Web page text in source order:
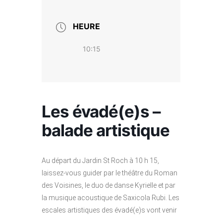
HEURE
10:15
Les évadé(e)s –
balade artistique
Au départ du Jardin St Roch à 10 h 15,
laissez-vous guider par le théâtre du Roman
des Voisines, le duo de danse Kyrielle et par
la musique acoustique de Saxicola Rubi. Les
escales artistiques des évadé(e)s vont venir